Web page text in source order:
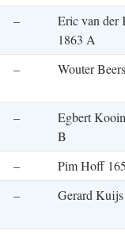
–
Eric van der
1863 A
– Wouter
–
Egbert
B
–
Pim Hoff
– Gerard